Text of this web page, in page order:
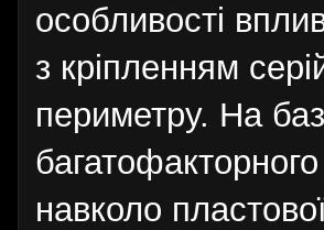
особливості
з кріпленням
периметру. На
навколо